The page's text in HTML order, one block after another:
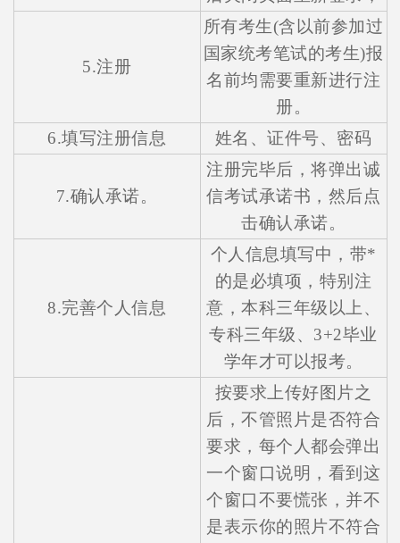
5.注册
所有考生(含以前参加过
国家统考笔试的考生)报
名前均需要重新进行注
册。
6.填写注册信息
姓名、证件号、密码
7.确认承诺。
注册完毕后，将弹出诚
信考试承诺书，然后点
击确认承诺。
8.完善个人信息
个人信息填写中，带*
的是必填项，特别注
意，本科三年级以上、
专科三年级、3+2毕业
学年才可以报考。
按要求上传好图片之
后，不管照片是否符合
要求，每个人都会弹出
一个窗口说明，看到这
个窗口不要慌张，并不
是表示你的照片不符合